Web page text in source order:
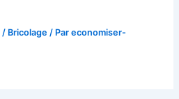
/ Bricolage / Pareconomiser-